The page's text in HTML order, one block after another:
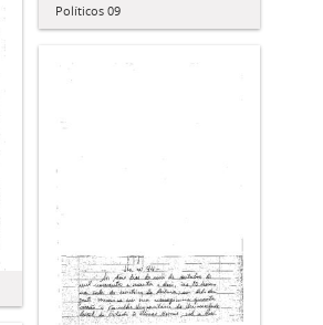
Políticos 09